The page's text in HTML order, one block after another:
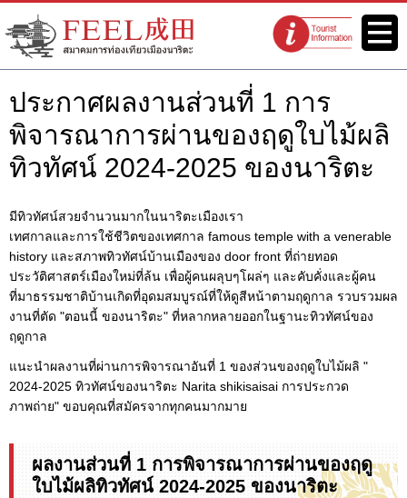
เว็บไซต์สมาคมการท่องเที่ยวเมือง
นาริตะ FEEL นาริตะ
จุดแนะนำนัก
ท่องเที่ยว
เมนู
ประกาศผลงานส่วนที่ 1 การ
พิจารณาการผ่านของฤดูใบไม้ผลิ
ทิวทัศน์ 2024-2025 ของนาริตะ
มีทิวทัศน์สวยจำนวนมากในนาริตะเมืองเรา
เทศกาลและการใช้ชีวิตของเทศกาล famous temple with a venerable
history และสภาพทิวทัศน์บ้านเมืองของ door front ที่ถ่ายทอด
ประวัติศาสตร์เมืองใหม่ที่ล้น เพื่อผู้คนผลุบๆโผล่ๆ และคับคั่งและผู้คน
ที่มาธรรมชาติบ้านเกิดที่อุดมสมบูรณ์ที่ให้ดูสีหน้าตามฤดูกาล รวบรวมผล
งานที่ตัด "ตอนนี้ ของนาริตะ" ที่หลากหลายออกในฐานะทิวทัศน์ของ
ฤดูกาล
แนะนำผลงานที่ผ่านการพิจารณาอันที่ 1 ของส่วนของฤดูใบไม้ผลิ "
2024-2025 ทิวทัศน์ของนาริตะ Narita shikisaisai การประกวด
ภาพถ่าย" ขอบคุณที่สมัครจากทุกคนมากมาย
ผลงานส่วนที่ 1 การพิจารณาการผ่านของฤดู
ใบไม้ผลิทิวทัศน์ 2024-2025 ของนาริตะ